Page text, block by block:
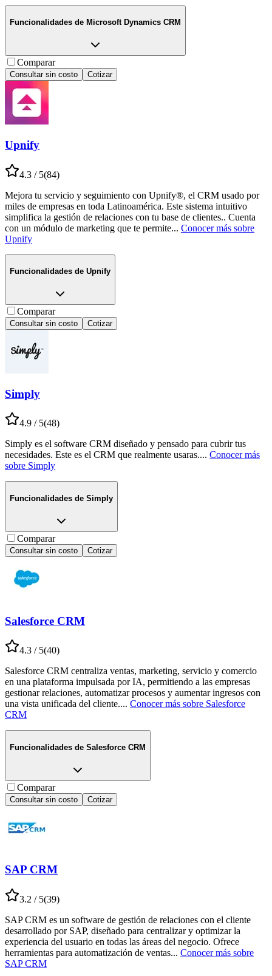
Funcionalidades de Microsoft Dynamics CRM
Comparar
Consultar sin costo Cotizar
Upnify
4.3 / 5(84)
Mejora tu servicio y seguimiento con Upnify®, el CRM usado por
miles de empresas en toda Latinoamérica. Este sistema intuitivo
simplifica la gestión de relaciones con tu base de clientes.. Cuenta
con un módulo de marketing que te permite... Conocer más sobre
Upnify
Funcionalidades de Upnify
Comparar
Consultar sin costo Cotizar
Simply
4.9 / 5(48)
Simply es el software CRM diseñado y pensado para cubrir tus
necesidades. Este es el CRM que realmente usaras.... Conocer más
sobre Simply
Funcionalidades de Simply
Comparar
Consultar sin costo Cotizar
Salesforce CRM
4.3 / 5(40)
Salesforce CRM centraliza ventas, marketing, servicio y comercio
en una plataforma impulsada por IA, permitiendo a las empresas
gestionar relaciones, automatizar procesos y aumentar ingresos con
una vista unificada del cliente.... Conocer más sobre Salesforce
CRM
Funcionalidades de Salesforce CRM
Comparar
Consultar sin costo Cotizar
SAP CRM
3.2 / 5(39)
SAP CRM es un software de gestión de relaciones con el cliente
desarrollado por SAP, diseñado para centralizar y optimizar la
experiencia del usuario en todas las áreas del negocio. Ofrece
herramientas para automatización de ventas... Conocer más sobre
SAP CRM